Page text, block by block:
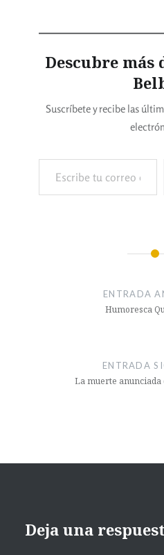
Descubre más
Suscríbete y recibe las
ENTRADA
Humoresca
ENTRADA
La muerte
Deja una